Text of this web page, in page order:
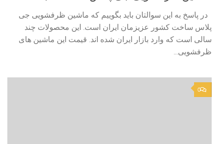
در پاسخ به این سوالتان باید بگوییم که ماشین ظرفشویی جی
پلاس ساخت کشور عزیزمان ایران است. این محصولات چند
سالی است که وارد بازار ایران شده اند. قیمت این ماشین های
ظرفشویی...
0